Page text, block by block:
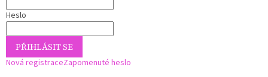
Heslo
PŘIHLÁSIT SE
Nová registraceZapomenuté heslo